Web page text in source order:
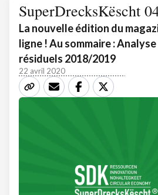
SuperDrecksKëscht
La nouvelle édition du
ligne ! Au sommaire :
résiduels 2018/2019
22 avril 2020